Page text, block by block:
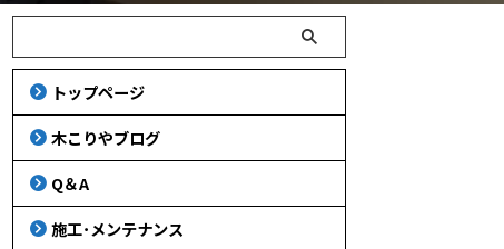
トップページ
木こりやブログ
Q＆A
施工･メンテナンス